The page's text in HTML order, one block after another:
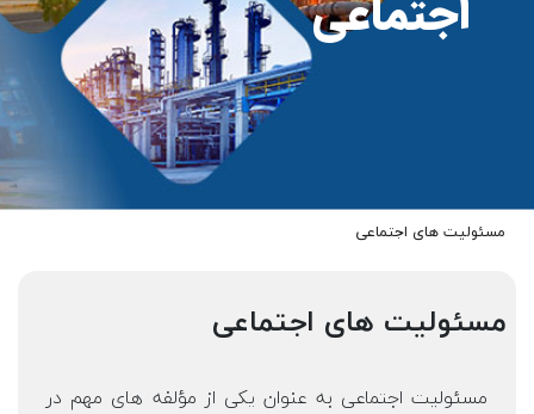
اجتماعی
مسئولیت های اجتماعی
مسئولیت های اجتماعی
مسئوليت اجتماعی به عنوان يكی از مؤلفه­ های مهم در